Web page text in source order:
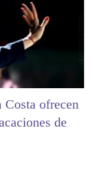
ofrecen
de